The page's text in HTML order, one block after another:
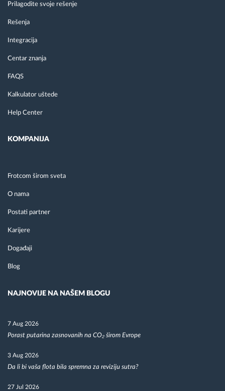
Prilagodite svoje rešenje
Rešenja
Integracija
Centar znanja
FAQS
Kalkulator uštede
Help Center
KOMPANIJA
Frotcom širom sveta
O nama
Postati partner
Karijere
Događaji
Blog
NAJNOVIJE NA NAŠEM BLOGU
7 Aug 2026
Porast putarina zasnovanih na CO₂ širom Evrope
3 Aug 2026
Da li bi vaša flota bila spremna za reviziju sutra?
27 Jul 2026